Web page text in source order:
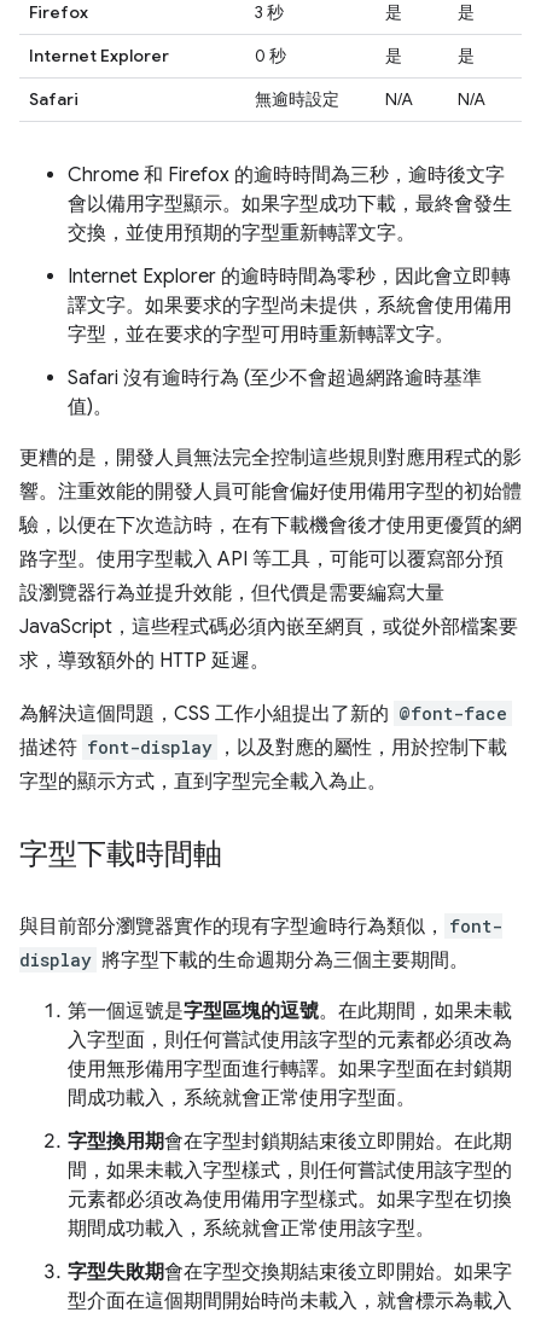
Firefox
3 秒 是
是
Internet Explorer
0 秒 是
是
Safari
無逾時設定 N/A N/A
Chrome 和 Firefox 的逾時時間為三秒，逾時後文字
會以備用字型顯示。如果字型成功下載，最終會發生
交換，並使用預期的字型重新轉譯文字。
Internet Explorer 的逾時時間為零秒，因此會立即轉
譯文字。如果要求的字型尚未提供，系統會使用備用
字型，並在要求的字型可用時重新轉譯文字。
Safari 沒有逾時行為 (至少不會超過網路逾時基準
值)。
更糟的是，開發人員無法完全控制這些規則對應用程式的影
響。注重效能的開發人員可能會偏好使用備用字型的初始體
驗，以便在下次造訪時，在有下載機會後才使用更優質的網
路字型。使用字型載入 API 等工具，可能可以覆寫部分預
設瀏覽器行為並提升效能，但代價是需要編寫大量
JavaScript，這些程式碼必須內嵌至網頁，或從外部檔案要
求，導致額外的 HTTP 延遲。
為解決這個問題，CSS 工作小組提出了新的 @font-face
描述符 font-display ，以及對應的屬性，用於控制下載
字型的顯示方式，直到字型完全載入為止。
字型下載時間軸
與目前部分瀏覽器實作的現有字型逾時行為類似，
font-
display 將字型下載的生命週期分為三個主要期間。
第一個逗號是字型區塊的逗號。在此期間，如果未載
入字型面，則任何嘗試使用該字型的元素都必須改為
使用無形備用字型面進行轉譯。如果字型面在封鎖期
間成功載入，系統就會正常使用字型面。
字型換用期會在字型封鎖期結束後立即開始。在此期
間，如果未載入字型樣式，則任何嘗試使用該字型的
元素都必須改為使用備用字型樣式。如果字型在切換
期間成功載入，系統就會正常使用該字型。
字型失敗期會在字型交換期結束後立即開始。如果字
型介面在這個期間開始時尚未載入，就會標示為載入